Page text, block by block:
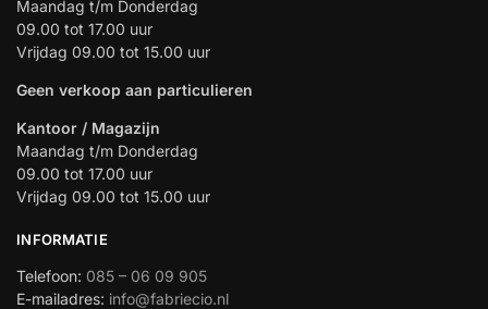
Maandag t/m Donderdag
09.00 tot 17.00 uur
Vrijdag 09.00 tot 15.00 uur
Geen verkoop aan particulieren
Kantoor / Magazijn
Maandag t/m Donderdag
09.00 tot 17.00 uur
Vrijdag 09.00 tot 15.00 uur
INFORMATIE
Telefoon: 085 – 06 09 905
E-mailadres: info@fabriecio.nl